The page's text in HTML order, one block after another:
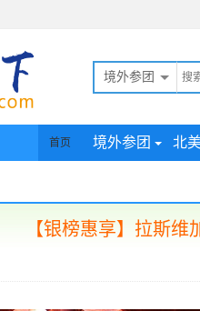
境外参团
首页 境外参团 北
【银榜惠享】拉斯